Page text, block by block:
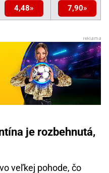
4,48 7,90
je rozbehnutá,
veľkej pohode, čo